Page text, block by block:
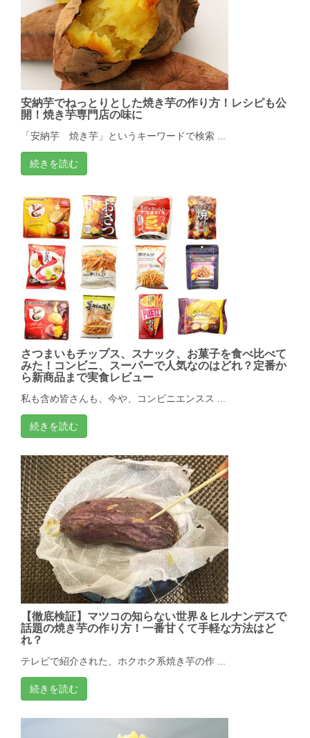
安納芋でねっとりとした焼き芋の作り方！レシピも公
開！焼き芋専門店の味に
「安納芋 焼き芋」というキーワードで検索 ...
続きを読む
さつまいもチップス、スナック、お菓子を食べ比べて
みた！コンビニ、スーパーで人気なのはどれ？定番か
ら新商品まで実食レビュー
私も含め皆さんも、今や、コンビニエンスス ...
続きを読む
【徹底検証】マツコの知らない世界＆ヒルナンデスで
話題の焼き芋の作り方！一番甘くて手軽な方法はど
れ？
テレビで紹介された、ホクホク系焼き芋の作 ...
続きを読む